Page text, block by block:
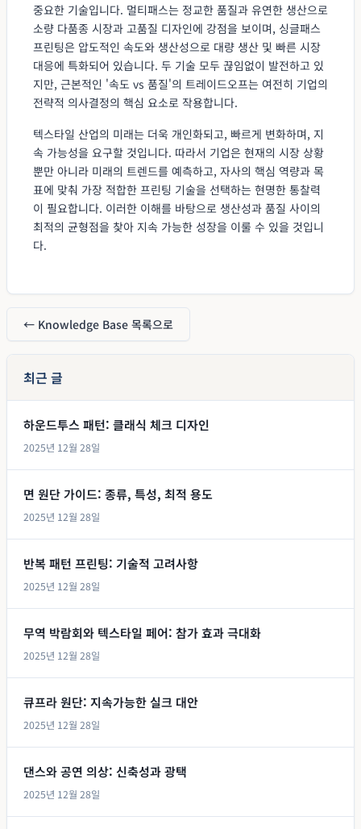
중요한 기술입니다. 멀티패스는 정교한 품질과 유연한 생산으로
소량 다품종 시장과 고품질 디자인에 강점을 보이며, 싱글패스
프린팅은 압도적인 속도와 생산성으로 대량 생산 및 빠른 시장
대응에 특화되어 있습니다. 두 기술 모두 끊임없이 발전하고 있
지만, 근본적인 '속도 vs 품질'의 트레이드오프는 여전히 기업의
전략적 의사결정의 핵심 요소로 작용합니다.
텍스타일 산업의 미래는 더욱 개인화되고, 빠르게 변화하며, 지
속 가능성을 요구할 것입니다. 따라서 기업은 현재의 시장 상황
뿐만 아니라 미래의 트렌드를 예측하고, 자사의 핵심 역량과 목
표에 맞춰 가장 적합한 프린팅 기술을 선택하는 현명한 통찰력
이 필요합니다. 이러한 이해를 바탕으로 생산성과 품질 사이의
최적의 균형점을 찾아 지속 가능한 성장을 이룰 수 있을 것입니
다.
← Knowledge Base 목록으로
최근 글
하운드투스 패턴: 클래식 체크 디자인
2025년 12월 28일
면 원단 가이드: 종류, 특성, 최적 용도
2025년 12월 28일
반복 패턴 프린팅: 기술적 고려사항
2025년 12월 28일
무역 박람회와 텍스타일 페어: 참가 효과 극대화
2025년 12월 28일
큐프라 원단: 지속가능한 실크 대안
2025년 12월 28일
댄스와 공연 의상: 신축성과 광택
2025년 12월 28일